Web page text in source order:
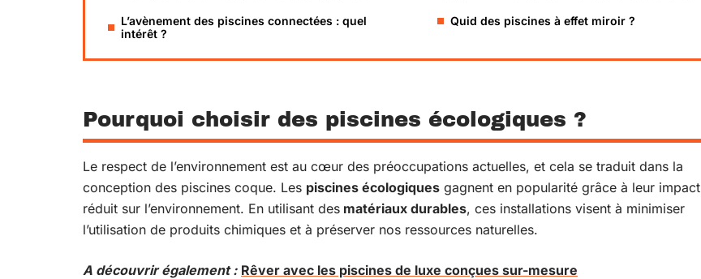
L’avènement des piscines connectées : quel
intérêt ?
Quid des piscines à effet miroir ?
Pourquoi choisir des piscines écologiques ?
Le respect de l’environnement est au cœur des préoccupations actuelles, et cela se traduit dans la
conception des piscines coque. Les piscines écologiques gagnent en popularité grâce à leur impact
réduit sur l’environnement. En utilisant des matériaux durables, ces installations visent à minimiser
l’utilisation de produits chimiques et à préserver nos ressources naturelles.
A découvrir également : Rêver avec les piscines de luxe conçues sur-mesure